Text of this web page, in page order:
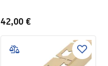
42,00 €